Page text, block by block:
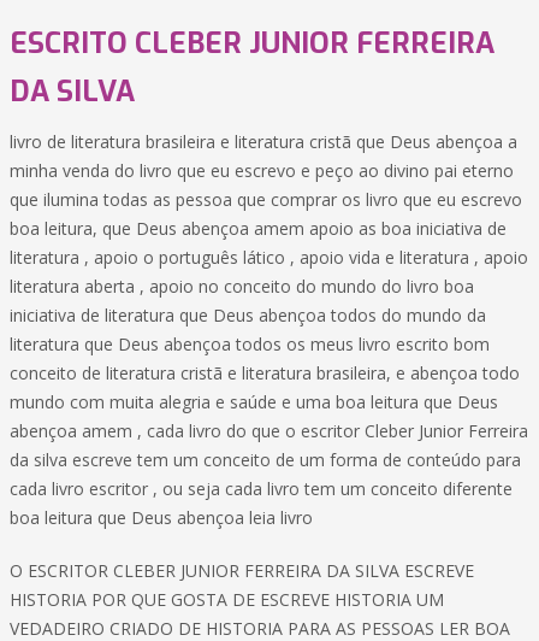
ESCRITO CLEBER JUNIOR FERREIRA
DA SILVA
livro de literatura brasileira e literatura cristã que Deus abençoa a
minha venda do livro que eu escrevo e peço ao divino pai eterno
que ilumina todas as pessoa que comprar os livro que eu escrevo
boa leitura, que Deus abençoa amem apoio as boa iniciativa de
literatura , apoio o português lático , apoio vida e literatura , apoio
literatura aberta , apoio no conceito do mundo do livro boa
iniciativa de literatura que Deus abençoa todos do mundo da
literatura que Deus abençoa todos os meus livro escrito bom
conceito de literatura cristã e literatura brasileira, e abençoa todo
mundo com muita alegria e saúde e uma boa leitura que Deus
abençoa amem , cada livro do que o escritor Cleber Junior Ferreira
da silva escreve tem um conceito de um forma de conteúdo para
cada livro escritor , ou seja cada livro tem um conceito diferente
boa leitura que Deus abençoa leia livro
O ESCRITOR CLEBER JUNIOR FERREIRA DA SILVA ESCREVE
HISTORIA POR QUE GOSTA DE ESCREVE HISTORIA UM
VEDADEIRO CRIADO DE HISTORIA PARA AS PESSOAS LER BOA